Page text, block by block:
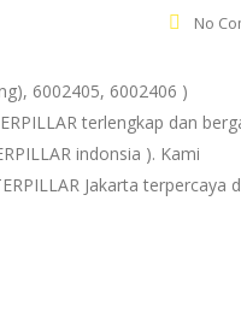
No
6002405, 6002406 )
terlengkap dan
indonsia ). Kami
Jakarta terpercaya